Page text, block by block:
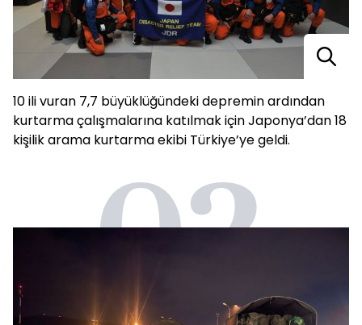
10 ili vuran 7,7 büyüklüğündeki depremin ardından
kurtarma çalışmalarına katılmak için Japonya’dan 18
kişilik arama kurtarma ekibi Türkiye’ye geldi.
02